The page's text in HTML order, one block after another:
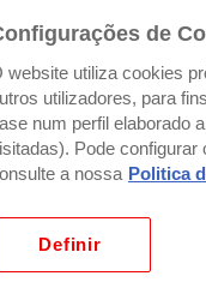
de
website utiliza cookies
utilizadores, para
num perfil elaborado
Pode
a nossa Politica
Definir